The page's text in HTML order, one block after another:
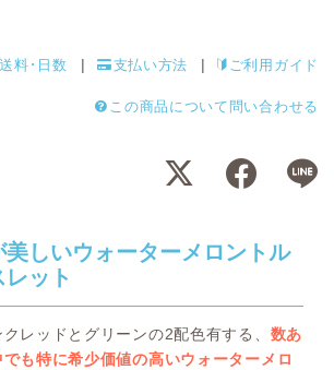
送料･日数 支払い方法 ご利用ガイド
この商品について問い合わせる
しいウォーターメロントル
ット
レッドとグリーンの2配色有する、 数あ
も特に希少価値の高いウォーターメロ